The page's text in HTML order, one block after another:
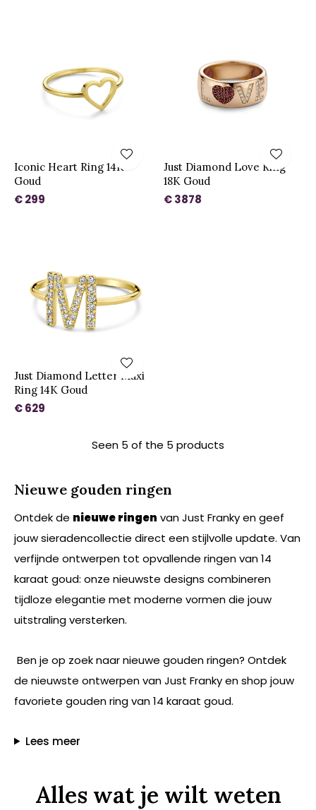
Iconic Heart Ring 14K
Goud
€ 299
Just Diamond Love Ring
18K Goud
€ 3878
Just Diamond Letter Maxi
Ring 14K Goud
€ 629
Seen 5 of the 5 products
Nieuwe gouden ringen
Ontdek de nieuwe ringen van Just Franky en geef
jouw sieradencollectie direct een stijlvolle update. Van
verfijnde ontwerpen tot opvallende ringen van 14
karaat goud: onze nieuwste designs combineren
tijdloze elegantie met moderne vormen die jouw
uitstraling versterken.
Ben je op zoek naar nieuwe gouden ringen? Ontdek
de nieuwste ontwerpen van Just Franky en shop jouw
favoriete gouden ring van 14 karaat goud.
Lees meer
Alles wat je wilt weten